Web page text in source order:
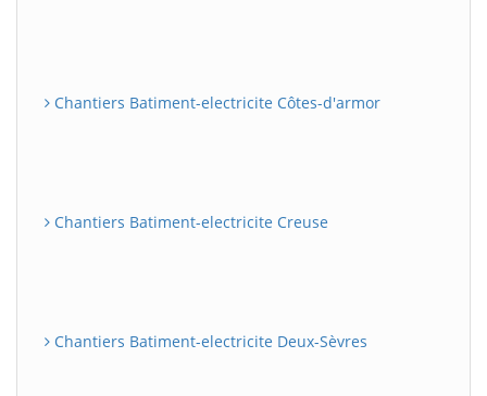
Chantiers Batiment-electricite Côtes-d'armor
Chantiers Batiment-electricite Creuse
Chantiers Batiment-electricite Deux-Sèvres